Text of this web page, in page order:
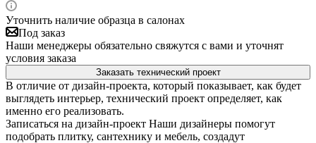
Уточнить наличие образца в салонах
Под заказ
Наши менеджеры обязательно свяжутся с вами и уточнят
условия заказа
Заказать технический проект
В отличие от дизайн-проекта, который показывает, как будет
выглядеть интерьер, технический проект определяет, как
именно его реализовать.
Записаться на дизайн-проект Наши дизайнеры помогут
подобрать плитку, сантехнику и мебель, создадут